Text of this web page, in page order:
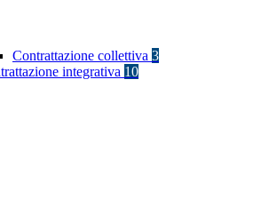
Contrattazione collettiva 3
integrativa 10